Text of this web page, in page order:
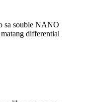
sa souble NANO
differential